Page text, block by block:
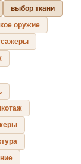
выбор ткани
оружие